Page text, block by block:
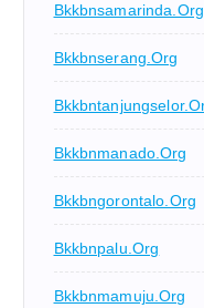
Bkkbnsamarinda.org
Bkkbnserang.org
Bkkbnmanado.org
Bkkbngorontalo.org
Bkkbnpalu.org
Bkkbnmamuju.org